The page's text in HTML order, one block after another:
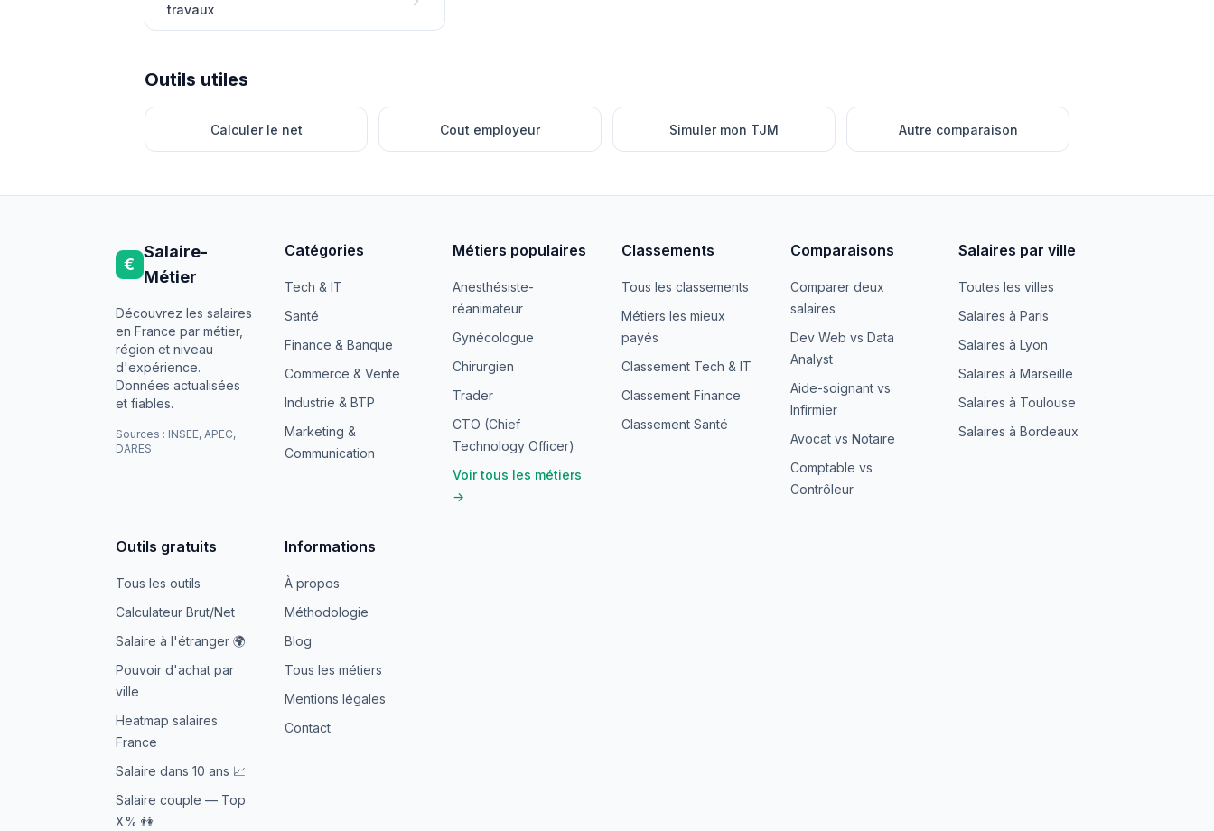
travaux
Outils utiles
Calculer le net Cout employeur Simuler mon TJM Autre comparaison
€
Salaire-
Métier
Découvrez les salaires
en France par métier,
région et niveau
d'expérience.
Données actualisées
et fiables.
Sources : INSEE, APEC,
DARES
Catégories
Tech & IT
Santé
Finance & Banque
Commerce & Vente
Industrie & BTP
Marketing &
Communication
Métiers populaires
Anesthésiste-
réanimateur
Gynécologue
Chirurgien
Trader
CTO (Chief
Technology Officer)
Voir tous les métiers
→
Classements
Tous les classements
Métiers les mieux
payés
Classement Tech & IT
Classement Finance
Classement Santé
Comparaisons
Comparer deux
salaires
Dev Web vs Data
Analyst
Aide-soignant vs
Infirmier
Avocat vs Notaire
Comptable vs
Contrôleur
Salaires par ville
Toutes les villes
Salaires à Paris
Salaires à Lyon
Salaires à Marseille
Salaires à Toulouse
Salaires à Bordeaux
Outils gratuits
Tous les outils
Calculateur Brut/Net
Salaire à l'étranger 🌍
Pouvoir d'achat par
ville
Heatmap salaires
France
Salaire dans 10 ans 📈
Salaire couple — Top
X% 👫
Informations
À propos
Méthodologie
Blog
Tous les métiers
Mentions légales
Contact